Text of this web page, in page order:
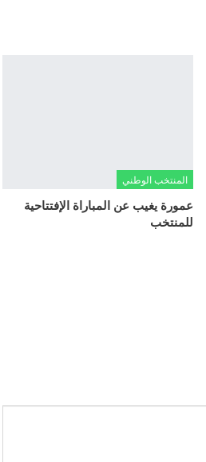
المنتخب الوطني
عمورة يغيب عن المباراة الإفتتاحية
للمنتخب